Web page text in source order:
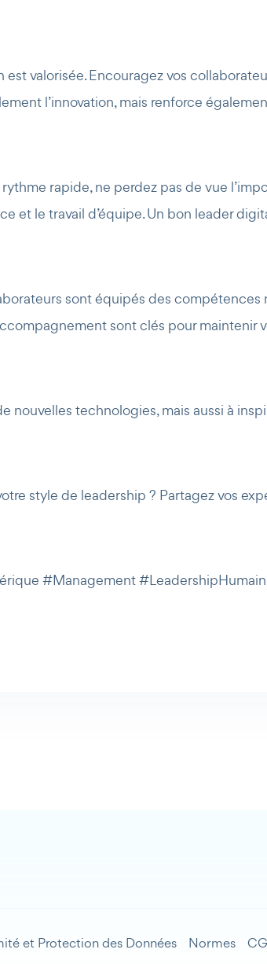
est valorisée. Encouragez vos
l’innovation, mais renforce
rapide, ne perdez pas de vue
et le travail d’équipe. Un bon leader
sont équipés des compétences
sont clés pour maintenir
nouvelles technologies, mais aussi à
style de leadership ? Partagez vos
#Management #LeadershipHumain
et Protection des Données Normes